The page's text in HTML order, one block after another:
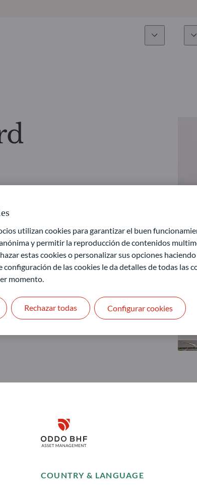
COUNTRY & LANGUAGE
Disclaimer
Accept
ODDO BHF Asset Management GmbH
40217 Düsseldorf
utilizan cookies para garantizar el buen
y permitir la reproducción de contenidos
estas cookies o personalizar sus opciones
configuración de las cookies le da detalles de todas las
momento.
Rechazar todas Configurar cookies